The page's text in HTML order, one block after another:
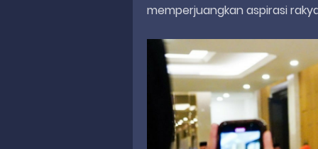
memperjuangkan aspirasi